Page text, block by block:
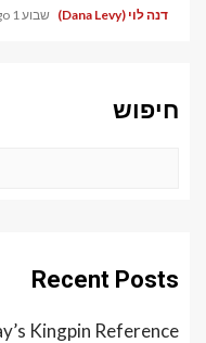
דנה לוי (Dana Levy) שבוע 1 ago
חיפוש
Recent Posts
Kingpin Reference